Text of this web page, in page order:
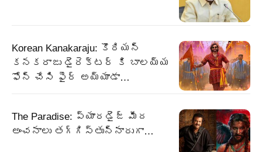
Korean Kanakaraju: కొరియన్
కనకరాజు డైరెక్టర్ కి బాలయ్య
ఫోన్ చేసి ఫైర్ అయ్యాడా…
The Paradise: ప్యారడైజ్ మీద
అంచనాలు తగ్గిస్తున్నారుగా…